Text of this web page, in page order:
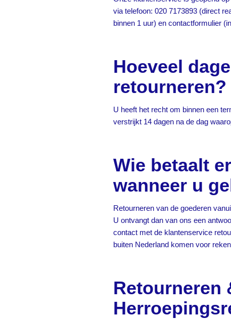
via telefoon: 020 7173893 (direct
binnen 1 uur) en contactformulier
Hoeveel
retourneren?
U heeft het recht om binnen een
verstrijkt 14 dagen na de dag
Wie betaalt
wanneer u
Retourneren van de goederen
U ontvangt dan van ons een
contact met de klantenservice
buiten Nederland komen voor
Retourneren